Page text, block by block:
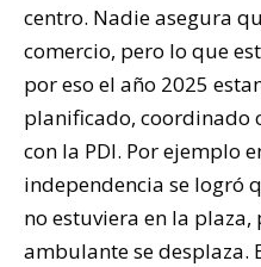
centro. Nadie asegura
comercio, pero lo que
por eso el año 2025
planificado, coordinado
con la PDI. Por ejemplo
independencia se logró
no estuviera en la plaza,
ambulante se desplaza.